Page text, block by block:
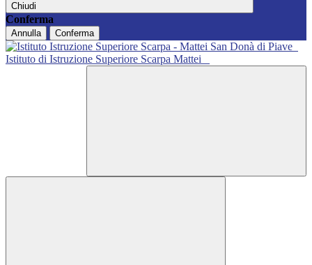
Chiudi
Conferma
Annulla Conferma
Istituto di Istruzione Superiore Scarpa Mattei